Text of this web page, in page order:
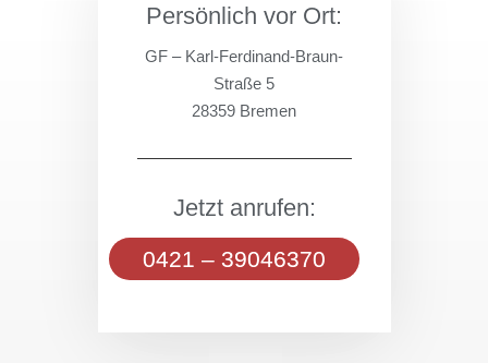
Persönlich vor Ort:
GF – Karl-Ferdinand-Braun-
Straße 5
28359 Bremen
Jetzt anrufen:
0421 – 39046370